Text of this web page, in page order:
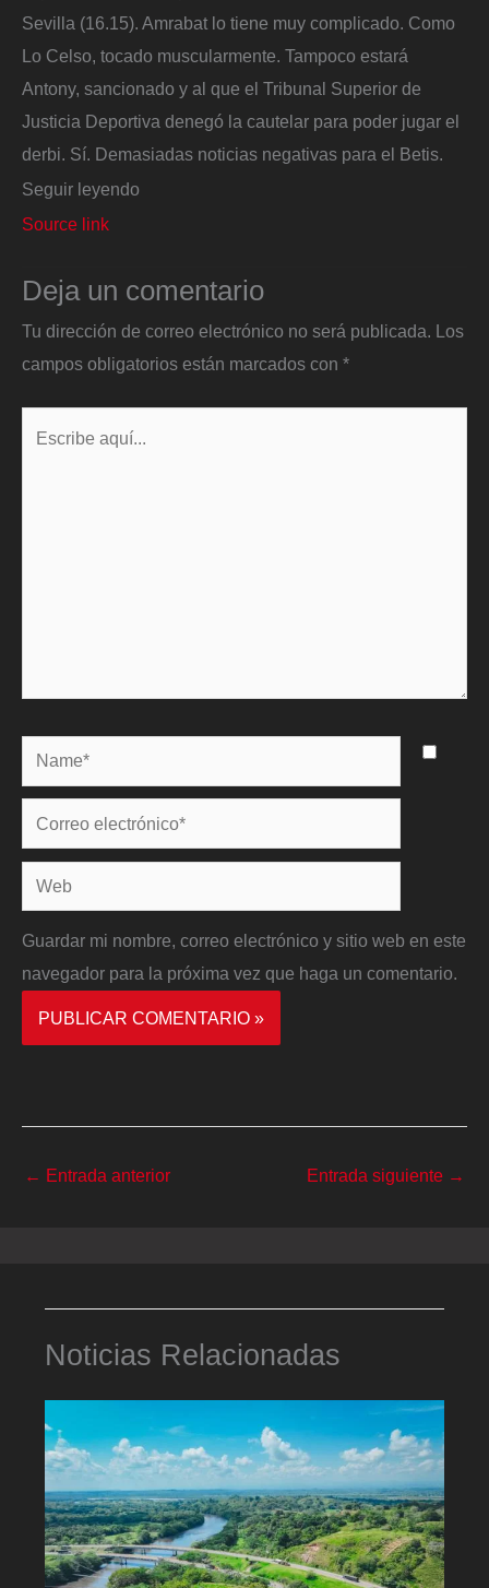
Sevilla (16.15). Amrabat lo tiene muy complicado. Como
Lo Celso, tocado muscularmente. Tampoco estará
Antony, sancionado y al que el Tribunal Superior de
Justicia Deportiva denegó la cautelar para poder jugar el
derbi. Sí. Demasiadas noticias negativas para el Betis.
Seguir leyendo
Source link
Deja un comentario
Tu dirección de correo electrónico no será publicada.
Los
campos obligatorios están marcados con *
Name*
Correo
electrónico*
Web
Guardar mi nombre, correo electrónico y sitio web en este
navegador para la próxima vez que haga un comentario.
← Entrada anterior Entrada siguiente →
Noticias Relacionadas